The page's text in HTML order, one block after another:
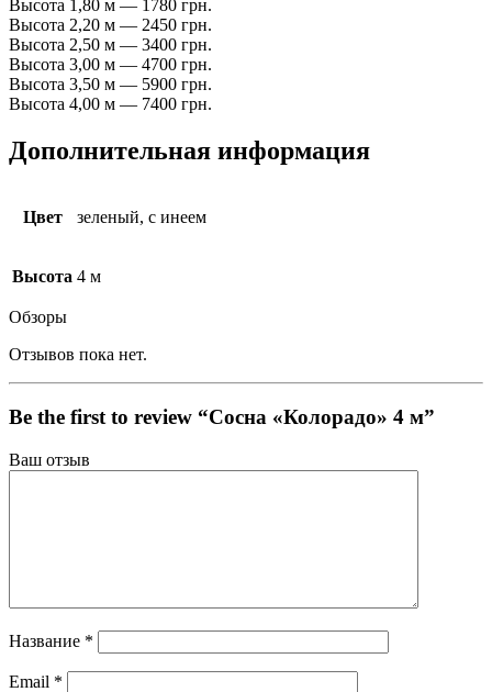
Высота 1,80 м — 1780 грн.
Высота 2,20 м — 2450 грн.
Высота 2,50 м — 3400 грн.
Высота 3,00 м — 4700 грн.
Высота 3,50 м — 5900 грн.
Высота 4,00 м — 7400 грн.
Дополнительная информация
Цвет зеленый, с инеем
Высота 4 м
Обзоры
Отзывов пока нет.
Be the first to review “Сосна «Колорадо» 4 м”
Ваш отзыв
Название *
Email *